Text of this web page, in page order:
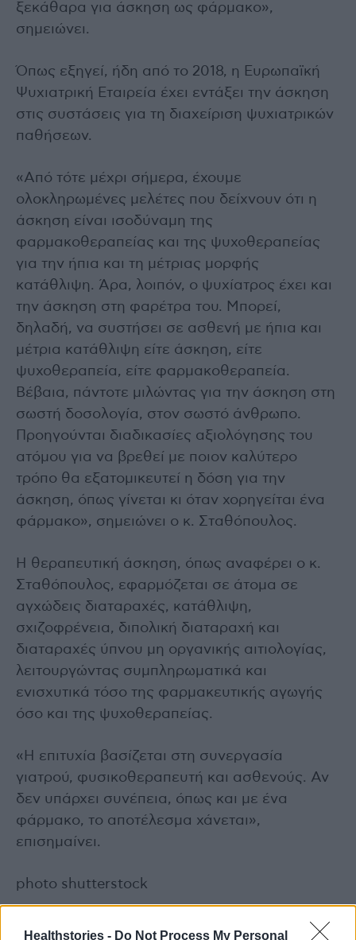
Healthstories - Do Not Process My Personal
ξεκάθαρα για άσκηση ως φάρμακο»,
σημειώνει.
Όπως εξηγεί, ήδη από το 2018, η Ευρωπαϊκή
Ψυχιατρική Εταιρεία έχει εντάξει την άσκηση
στις συστάσεις για τη διαχείριση ψυχιατρικών
παθήσεων.
«Από τότε μέχρι σήμερα, έχουμε
ολοκληρωμένες μελέτες που δείχνουν ότι η
άσκηση είναι ισοδύναμη της
φαρμακοθεραπείας και της ψυχοθεραπείας
για την ήπια και τη μέτριας μορφής
κατάθλιψη. Άρα, λοιπόν, ο ψυχίατρος έχει και
την άσκηση στη φαρέτρα του. Μπορεί,
δηλαδή, να συστήσει σε ασθενή με ήπια και
μέτρια κατάθλιψη είτε άσκηση, είτε
ψυχοθεραπεία, είτε φαρμακοθεραπεία.
Βέβαια, πάντοτε μιλώντας για την άσκηση στη
σωστή δοσολογία, στον σωστό άνθρωπο.
Προηγούνται διαδικασίες αξιολόγησης του
ατόμου για να βρεθεί με ποιον καλύτερο
τρόπο θα εξατομικευτεί η δόση για την
άσκηση, όπως γίνεται κι όταν χορηγείται ένα
φάρμακο», σημειώνει ο κ. Σταθόπουλος.
Η θεραπευτική άσκηση, όπως αναφέρει ο κ.
Σταθόπουλος, εφαρμόζεται σε άτομα σε
αγχώδεις διαταραχές, κατάθλιψη,
σχιζοφρένεια, διπολική διαταραχή και
διαταραχές ύπνου μη οργανικής αιτιολογίας,
λειτουργώντας συμπληρωματικά και
ενισχυτικά τόσο της φαρμακευτικής αγωγής
όσο και της ψυχοθεραπείας.
«Η επιτυχία βασίζεται στη συνεργασία
γιατρού, φυσικοθεραπευτή και ασθενούς. Αν
δεν υπάρχει συνέπεια, όπως και με ένα
φάρμακο, το αποτέλεσμα χάνεται»,
επισημαίνει.
photo shutterstock
Διαβάστε επίσης